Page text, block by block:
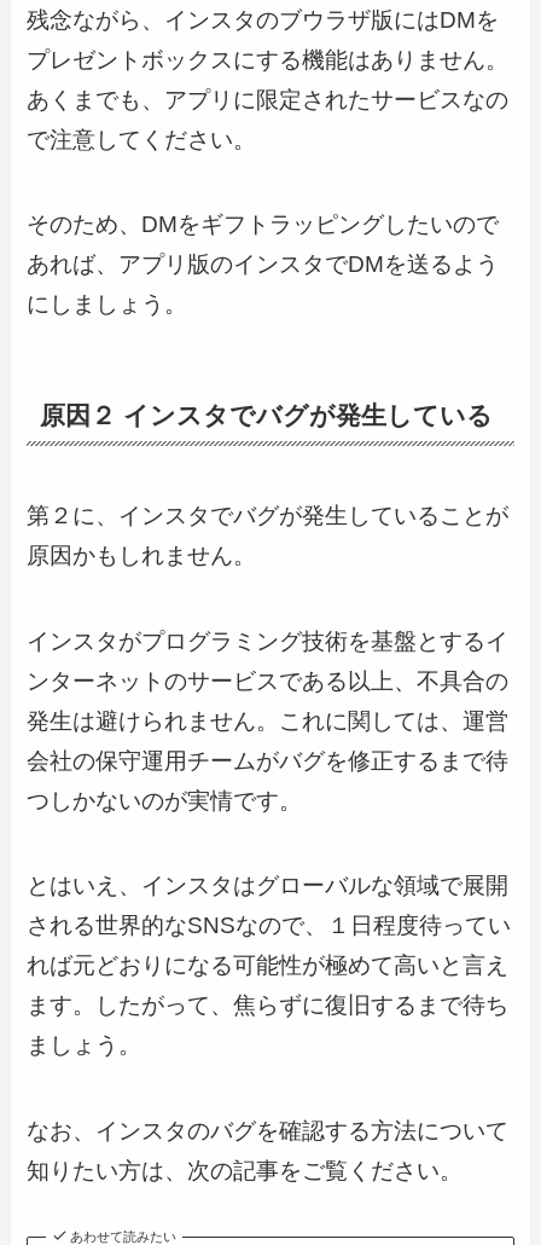
残念ながら、インスタのブウラザ版にはDMを
プレゼントボックスにする機能はありません。
あくまでも、アプリに限定されたサービスなの
で注意してください。
そのため、DMをギフトラッピングしたいので
あれば、アプリ版のインスタでDMを送るよう
にしましょう。
原因２ インスタでバグが発生している
第２に、インスタでバグが発生していることが
原因かもしれません。
インスタがプログラミング技術を基盤とするイ
ンターネットのサービスである以上、不具合の
発生は避けられません。これに関しては、運営
会社の保守運用チームがバグを修正するまで待
つしかないのが実情です。
とはいえ、インスタはグローバルな領域で展開
される世界的なSNSなので、１日程度待ってい
れば元どおりになる可能性が極めて高いと言え
ます。したがって、焦らずに復旧するまで待ち
ましょう。
なお、インスタのバグを確認する方法について
知りたい方は、次の記事をご覧ください。
あわせて読みたい